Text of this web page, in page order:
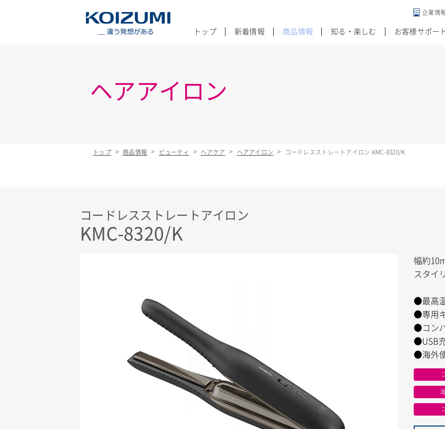
トップ 新着情報 商品情報 知る・楽しむ お客様サポー
企業情
ヘアアイロン
トップ 商品情報 ビューティ ヘアケア ヘアアイロン コードレスストレートアイロン KMC-8320/K
コードレスストレートアイロン
KMC-8320/K
幅約
スタイ
●最高
●専用
●コン
●USB
●海外